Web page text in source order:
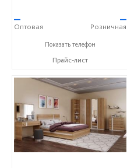
—
Оптовая
—
Розничная
+7 (4752) 56-53-36
Показать телефон
Прайс-лист